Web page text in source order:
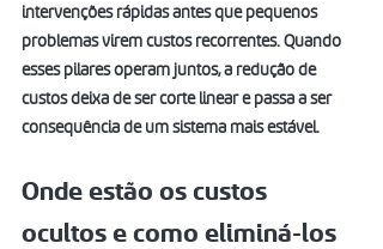
intervenções rápidas antes que pequenos
problemas virem custos recorrentes. Quando
esses pilares operam juntos, a redução de
custos deixa de ser corte linear e passa a ser
consequência de um sistema mais estável.
Onde estão os custos
ocultos e como eliminá-los